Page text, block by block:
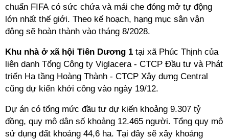
chuẩn FIFA có sức chứa và mái che đóng mở tự động
lớn nhất thế giới. Theo kế hoạch, hạng mục sân vận
động sẽ hoàn thành vào tháng 8/2028.
Khu nhà ở xã hội Tiên Dương 1 tại xã Phúc Thịnh của
liên danh Tổng Công ty Viglacera - CTCP Đầu tư và Phát
triển Hạ tầng Hoàng Thành - CTCP Xây dựng Central
cũng dự kiến khởi công vào ngày 19/12.
Dự án có tổng mức đầu tư dự kiến khoảng 9.307 tỷ
đồng, quy mô dân số khoảng 12.465 người. Tổng quy mô
sử dụng đất khoảng 44,6 ha. Tại đây sẽ xây khoảng